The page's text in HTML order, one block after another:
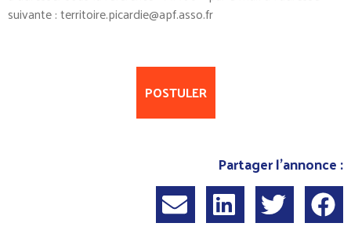
suivante : territoire.picardie@apf.asso.fr
POSTULER
Partager l'annonce :